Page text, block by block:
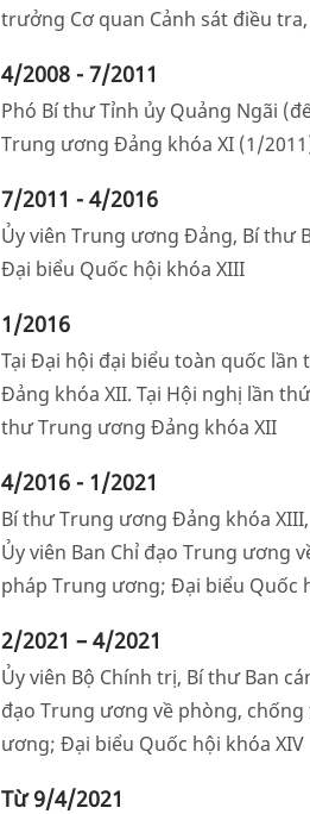
trưởng Cơ quan Cảnh sát điều
4/2008 - 7/2011
Phó Bí thư Tỉnh ủy Quảng Ngãi
Trung ương Đảng khóa XI (1/
7/2011 - 4/2016
Ủy viên Trung ương Đảng, Bí thư
Đại biểu Quốc hội khóa XIII
1/2016
Tại Đại hội đại biểu toàn quốc
Đảng khóa XII. Tại Hội nghị lần
thư Trung ương Đảng khóa XII
4/2016 - 1/2021
Bí thư Trung ương Đảng khóa
Ủy viên Ban Chỉ đạo Trung ương
pháp Trung ương; Đại biểu Quốc
2/2021 – 4/2021
Ủy viên Bộ Chính trị, Bí thư Ban
đạo Trung ương về phòng,
ương; Đại biểu Quốc hội khóa XIV
Từ 9/4/2021